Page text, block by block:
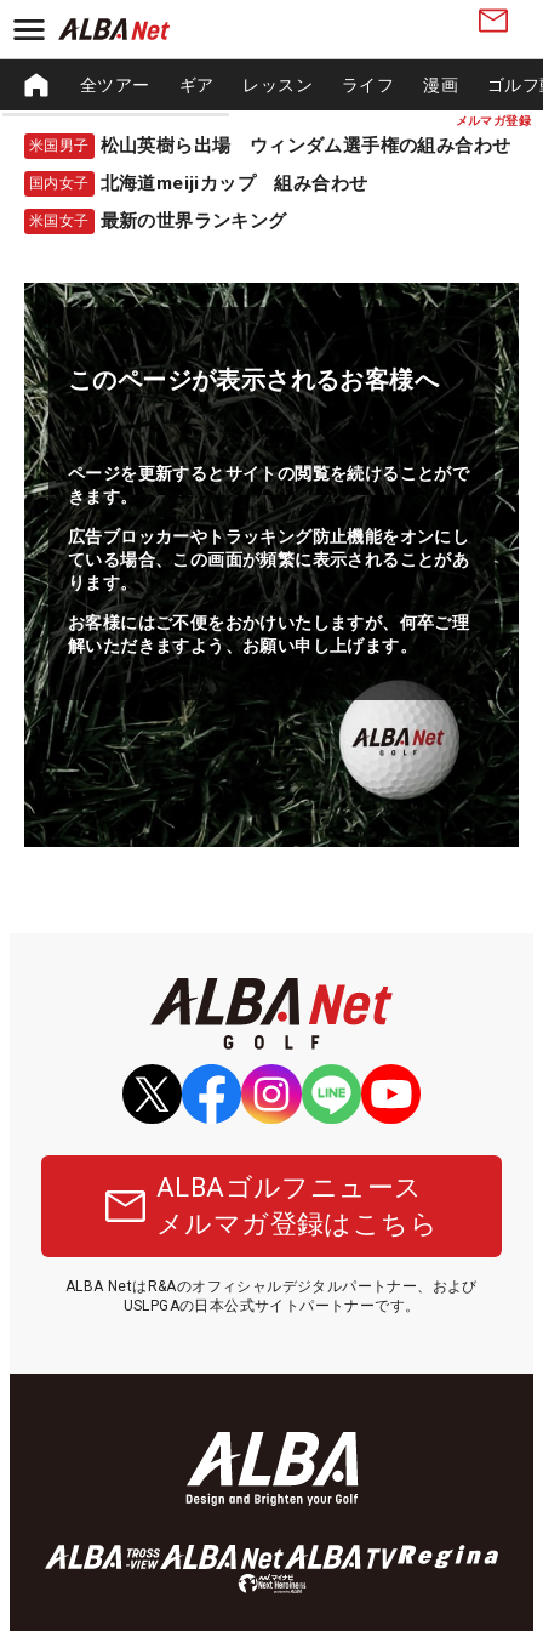
メルマガ登録
全ツアー ギア レッスン ライフ 漫画 ゴル
米国男子 松山英樹ら出場 ウィンダム選手権の組み合わせ
国内女子 北海道meijiカップ 組み合わせ
米国女子 最新の世界ランキング
このページが表示されるお客様へ
ページを更新するとサイトの閲覧を続けることがで
きます。
広告ブロッカーやトラッキング防止機能をオンにし
ている場合、この画面が頻繁に表示されることがあ
ります。
お客様にはご不便をおかけいたしますが、何卒ご理
解いただきますよう、お願い申し上げます。
ALBAゴルフニュース
メルマガ登録はこちら
ALBA NetはR&Aのオフィシャルデジタルパートナー、および
USLPGAの日本公式サイトパートナーです。